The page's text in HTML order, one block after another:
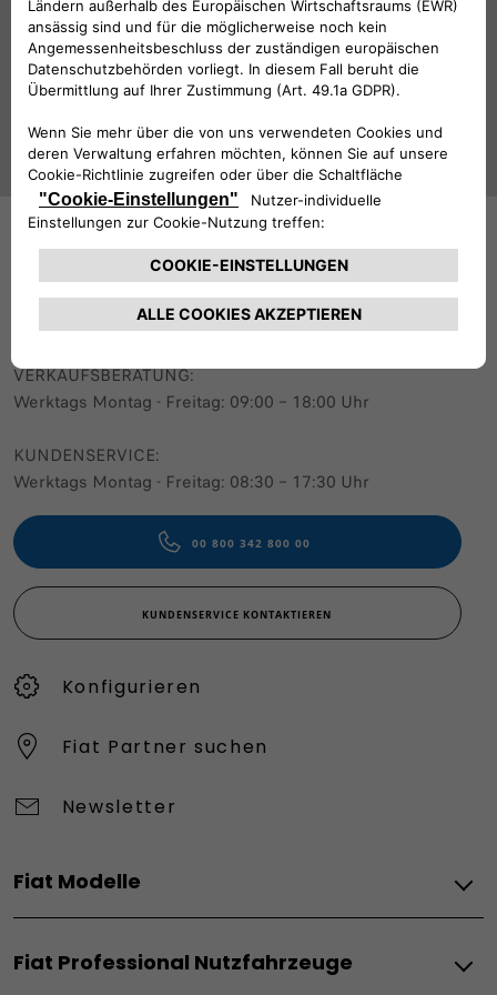
VERKAUFSBERATUNG​:
Werktags Montag - Freitag: 09:00 – 18:00 Uhr
KUNDENSERVICE:
Werktags Montag - Freitag: 08:30 – 17:30 Uhr
00 800 342 800 00
KUNDENSERVICE KONTAKTIEREN
Konfigurieren​
Fiat Partner suchen
Newsletter
Fiat Modelle
Grande Panda Elektro
Fiat Professional Nutzfahrzeuge